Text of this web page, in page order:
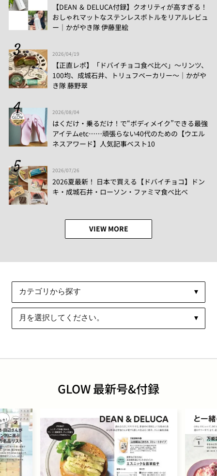
【DEAN ＆ DELUCA付録】クオリティが高すぎる！
おしゃれマットなステンレスボトルをリアルレビュ
ー│かがやき隊 伊藤里絵
2026/04/19
【正直レポ】「ドバイチョコ食べ比べ」～リンツ、
100均、成城石井、トリュフベーカリー～｜かがや
き隊 藤野翠
2026/08/04
はくだけ・乗るだけ！で“ボディメイク”できる最強
アイテムetc……頑張らない40代のための【ウエル
ネスアワード】人気記事ベスト10
2026/07/26
2026夏最新！ 日本で買える【ドバイチョコ】ドン
キ・成城石井・ローソン・ファミマ食べ比べ
VIEW MORE
GLOW 最新号&付録